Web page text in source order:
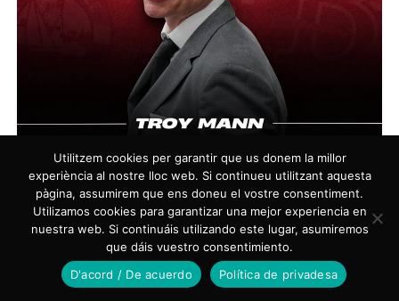
El adiós de Mann | Sens.com
Al día siguiente, Bowness volvió a dar una rueda de
prensa en la que afirmó que si hubiera que señalar
una razón de la destitución de Mann era la necesidad
de mejorar tanto la cohesión entre Ottawa y
Belleville como su línea de comunicación. Por tanto,
Utilitzem cookies per garantir que us donem la millor
experiència al nostre lloc web. Si continueu utilitzant aquesta
pàgina, assumirem que ens doneu el vostre consentiment.
Utilizamos cookies para garantizar una mejor experiencia en
nuestra web. Si continuáis utilizando este lugar, asumiremos
que dáis vuestro consentimiento.
D'acord / De acuerdo
Política de privadesa